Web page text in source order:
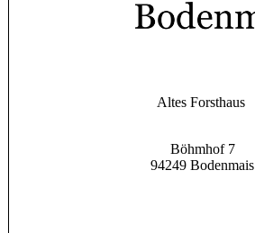
Altes Forsthaus
Böhmhof 7
94249 Bodenmais